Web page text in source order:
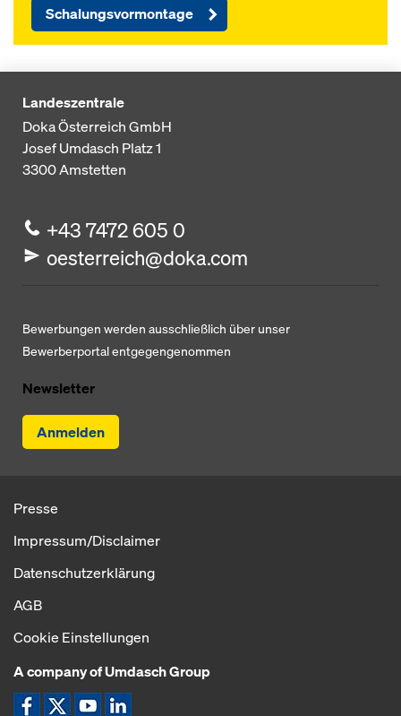
Schalungsvormontage
Landeszentrale
Doka Österreich GmbH
Josef Umdasch Platz 1
3300Amstetten
+43 7472 605 0
oesterreich@doka.com
Bewerbungen werden ausschließlich über unser
Bewerberportal entgegengenommen
Newsletter
Anmelden
Presse
Impressum/Disclaimer
Datenschutzerklärung
AGB
Cookie Einstellungen
A company of Umdasch Group
Icon Facebook
Icon XIcon YouTube
Icon LinkedIn